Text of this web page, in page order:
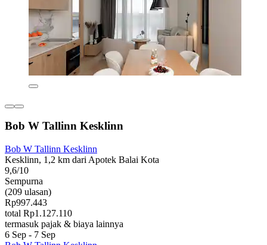
Bob W Tallinn Kesklinn
Bob W Tallinn Kesklinn
Kesklinn, 1,2 km dari Apotek Balai Kota
9,6/10
Sempurna
(209 ulasan)
Rp997.443
total Rp1.127.110
termasuk pajak & biaya lainnya
6 Sep - 7 Sep